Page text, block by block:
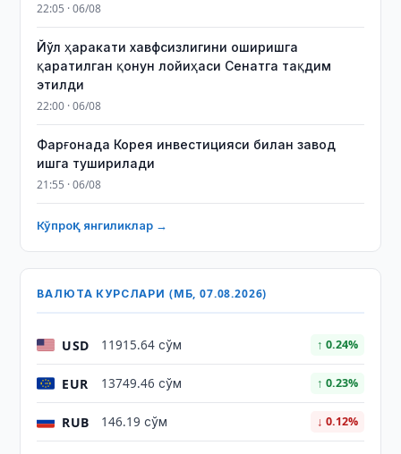
22:05 · 06/08
Йўл ҳаракати хавфсизлигини оширишга
қаратилган қонун лойиҳаси Сенатга тақдим
этилди
22:00 · 06/08
Фарғонада Корея инвестицияси билан завод
ишга туширилади
21:55 · 06/08
Кўпроқ янгиликлар →
ВАЛЮТА КУРСЛАРИ (МБ, 07.08.2026)
USD 11915.64 сўм ↑ 0.24%
EUR 13749.46 сўм ↑ 0.23%
RUB 146.19 сўм ↓ 0.12%